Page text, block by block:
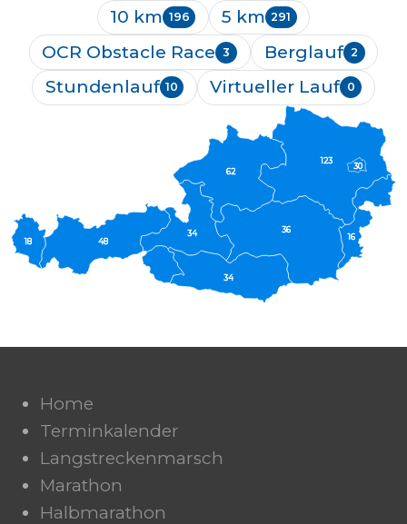
10 km 196 5 km 291
OCR Obstacle Race 3 Berglauf 2
Stundenlauf 10 Virtueller Lauf 0
18 16
36
34
62
34
48
123
30
Home
Terminkalender
Langstreckenmarsch
Marathon
Halbmarathon